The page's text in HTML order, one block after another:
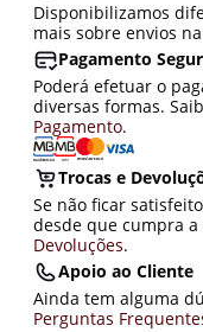
Disponibilizamos
mais sobre envios
Pagamento
Poderá efetuar o
diversas formas.
Pagamento.
Trocas e
Se não ficar
desde que cumpra
Devoluções.
Apoio ao Cliente
Ainda tem alguma
Perguntas